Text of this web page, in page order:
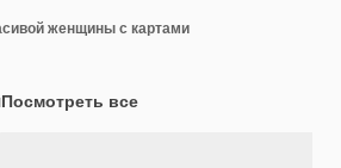
женщины с картами
Посмотреть все